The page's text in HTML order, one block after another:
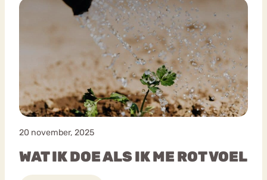
20 november, 2025
WAT IK DOE ALS IK ME ROT VOEL